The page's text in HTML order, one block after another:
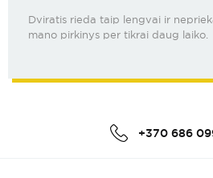
Dviratis rieda taip lengvai ir
mano pirkinys per tikrai daug laiko.
+370 686